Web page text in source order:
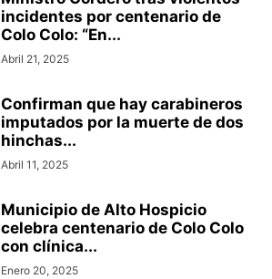
incidentes por centenario de
Colo Colo: “En...
Abril 21, 2025
Confirman que hay carabineros
imputados por la muerte de dos
hinchas...
Abril 11, 2025
Municipio de Alto Hospicio
celebra centenario de Colo Colo
con clínica...
Enero 20, 2025